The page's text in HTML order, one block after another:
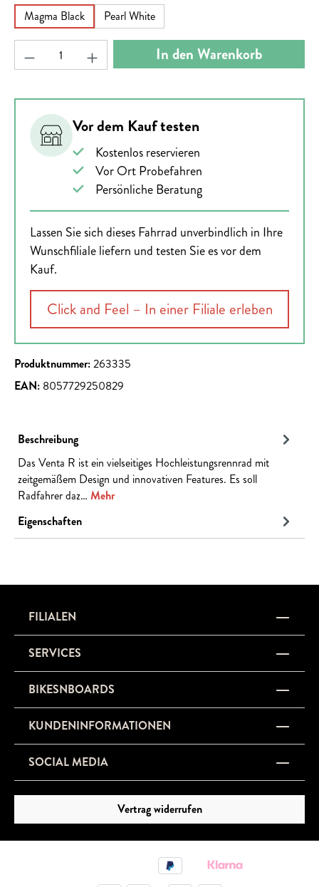
Magma Black
Pearl White
Produkt Anzahl: Gib den gewünschten Wert ein
In den Warenkorb
Vor dem Kauf testen
Kostenlos reservieren
Vor Ort Probefahren
Persönliche Beratung
Lassen Sie sich dieses Fahrrad unverbindlich in Ihre
Wunschfiliale liefern und testen Sie es vor dem
Kauf.
Click and Feel – In einer Filiale erleben
Produktnummer:263335
EAN: 8057729250829
Beschreibung
Das Venta R ist ein vielseitiges Hochleistungsrennrad mit
zeitgemäßem Design und innovativen Features. Es soll
Radfahrer daz… Mehr
Eigenschaften
FILIALEN
SERVICES
BIKESNBOARDS
KUNDENINFORMATIONEN
SOCIAL MEDIA
Vertrag widerrufen